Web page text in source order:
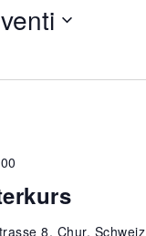
8, Chur, Schweiz